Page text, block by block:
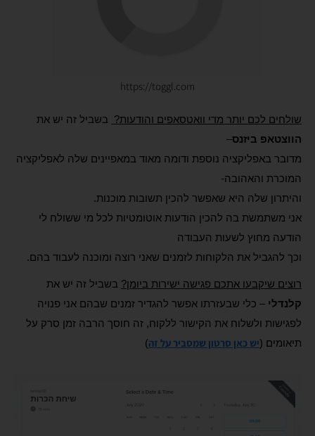
https://toggl.com
שולחים לכם יותר מדי וואטסאפים והודעות?
בשביל זה יש את
הווצטאפ ביזנס–
מדובר באפליקציה נוספת ודומה מאוד במאפיינים שלה לאפליקציה
המוכרת והאהובה-
והיתרון שלה היא שאפשר להכין תשובות מוכנות.
אני משתמשת בה להכין הודעות אוטומטיות לכל מי ששולח לי
הודעה מחוץ לשעות העבודה
וכך להגביל את הלקוחות לזמנים שאני רוצה ומוכנה לעבוד בהם.
רוצים שיקבעו אתכם פגישה ישירות ביומן? בשביל זה יש את
קלנדלי – כלי שבעזרתו אפשר להגדיר זמנים שבהם אני פנויה
לפגישות ולשלוח את הקישור ללקוח, זה חוסך הרבה זמן סרק על
תיאומים (יש כאן סרטון שמסביר על זה)